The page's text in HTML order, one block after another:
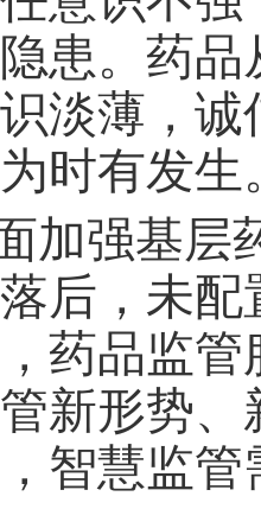
患。药
淡薄，
时有发生
加强基
后，未
药品监
新形势、
智慧监